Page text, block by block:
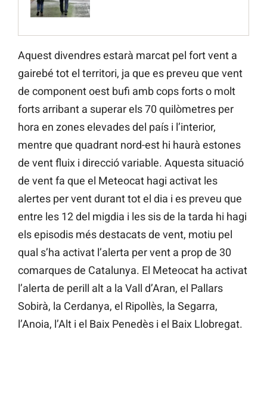
Aquest divendres estarà marcat pel fort vent a
gairebé tot el territori, ja que es preveu que vent
de component oest bufi amb cops forts o molt
forts arribant a superar els 70 quilòmetres per
hora en zones elevades del país i l’interior,
mentre que quadrant nord-est hi haurà estones
de vent fluix i direcció variable. Aquesta situació
de vent fa que el Meteocat hagi activat les
alertes per vent durant tot el dia i es preveu que
entre les 12 del migdia i les sis de la tarda hi hagi
els episodis més destacats de vent, motiu pel
qual s’ha activat l’alerta per vent a prop de 30
comarques de Catalunya. El Meteocat ha activat
l’alerta de perill alt a la Vall d’Aran, el Pallars
Sobirà, la Cerdanya, el Ripollès, la Segarra,
l’Anoia, l’Alt i el Baix Penedès i el Baix Llobregat.